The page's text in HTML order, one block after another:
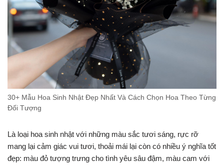
30+ Mẫu Hoa Sinh Nhật Đẹp Nhất Và Cách Chọn Hoa Theo Từng
Đối Tượng
Là loại hoa sinh nhật với những màu sắc tươi sáng, rực rỡ
mang lại cảm giác vui tươi, thoải mái lại còn có nhiều ý nghĩa tốt
đẹp: màu đỏ tượng trưng cho tình yêu sâu đậm, màu cam với